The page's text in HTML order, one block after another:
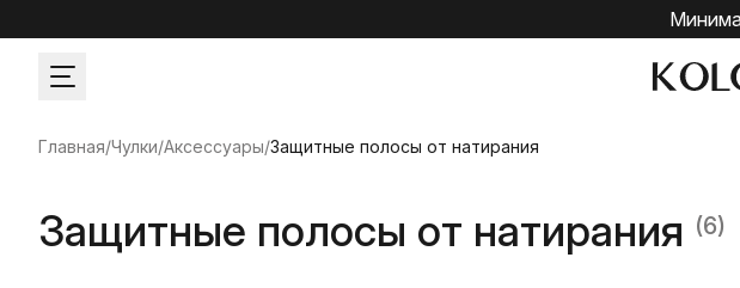
Главная/Чулки/Аксессуары/Защитные полосы от натирания
Защитные полосы от натирания (6)